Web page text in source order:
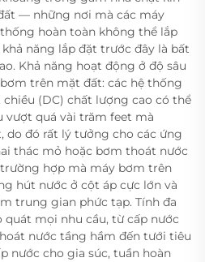
— những nơi mà các máy
hoàn toàn không thể lắp
năng lắp đặt trước đây là bất
Khả năng hoạt động ở độ sâu
trên mặt đất: các hệ thống
(DC) chất lượng cao có thể
vượt quá vài trăm feet mà
do đó rất lý tưởng cho các ứng
thác mỏ hoặc bơm thoát nước
hợp mà máy bơm trên
hút nước ở cột áp cực lớn và
trung gian phức tạp. Tính đa
mọi nhu cầu, từ cấp nước
nước tầng hầm đến tưới tiêu
nước cho gia súc, tuần hoàn